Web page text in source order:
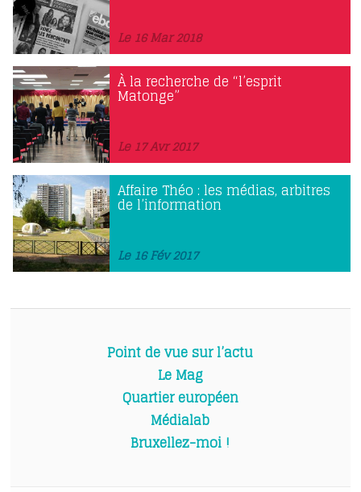
Le 16 Mar 2018
À la recherche de “l’esprit
Matonge”
Le 17 Avr 2017
Affaire Théo : les médias, arbitres
de l’information
Le 16 Fév 2017
Point de vue sur l’actu
Le Mag
Quartier européen
Médialab
Bruxellez-moi !